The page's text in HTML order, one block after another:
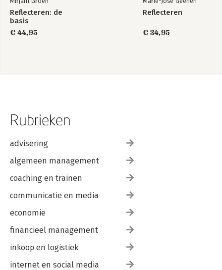
Reflecteren: de
basis
€ 44,95
Reflecteren
€ 34,95
Rubrieken
advisering
algemeen management
coaching en trainen
communicatie en media
economie
financieel management
inkoop en logistiek
internet en social media